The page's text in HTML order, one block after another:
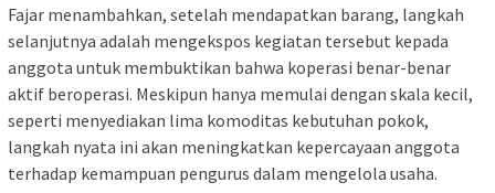
Fajar menambahkan, setelah mendapatkan barang, langkah
selanjutnya adalah mengekspos kegiatan tersebut kepada
anggota untuk membuktikan bahwa koperasi benar-benar
aktif beroperasi. Meskipun hanya memulai dengan skala kecil,
seperti menyediakan lima komoditas kebutuhan pokok,
langkah nyata ini akan meningkatkan kepercayaan anggota
terhadap kemampuan pengurus dalam mengelola usaha.